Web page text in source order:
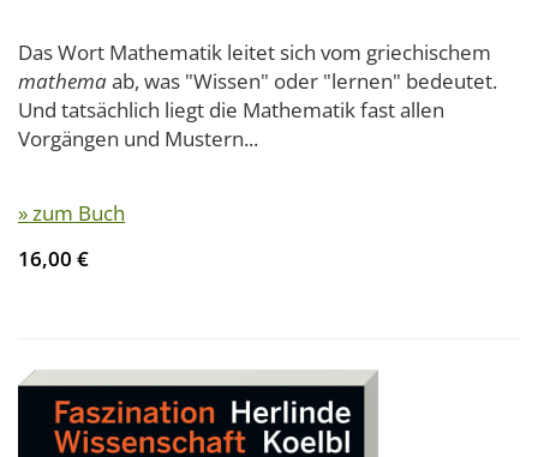
Das Wort Mathematik leitet sich vom griechischem
mathemaab, was "Wissen" oder "lernen" bedeutet.
Und tatsächlich liegt die Mathematik fast allen
Vorgängen und Mustern...
» zum Buch
16,00 €